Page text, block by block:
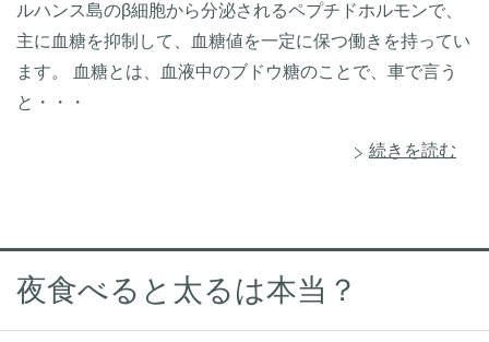
ルハンス島のβ細胞から分泌されるペプチドホルモンで、
主に血糖を抑制して、血糖値を一定に保つ働きを持ってい
ます。 血糖とは、血液中のブドウ糖のことで、車で言う
と・・・
続きを読む
夜食べると太るは本当？